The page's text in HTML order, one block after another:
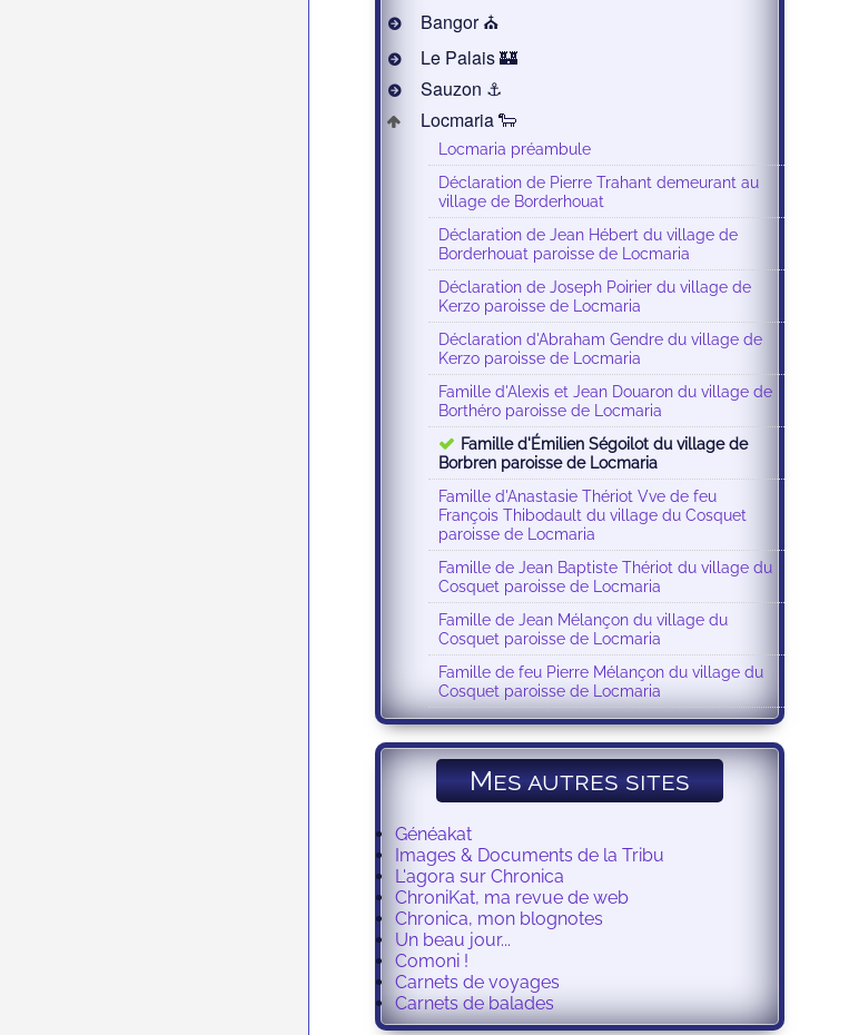
Bangor ⛪️
Le Palais 🏰
Sauzon ⚓️
Locmaria 🐑
Locmaria préambule
Déclaration de Pierre Trahant demeurant au
village de Borderhouat
Déclaration de Jean Hébert du village de
Borderhouat paroisse de Locmaria
Déclaration de Joseph Poirier du village de
Kerzo paroisse de Locmaria
Déclaration d'Abraham Gendre du village de
Kerzo paroisse de Locmaria
Famille d'Alexis et Jean Douaron du village de
Borthéro paroisse de Locmaria
Famille d'Émilien Ségoilot du village de
Borbren paroisse de Locmaria
Famille d'Anastasie Thériot Vve de feu
François Thibodault du village du Cosquet
paroisse de Locmaria
Famille de Jean Baptiste Thériot du village du
Cosquet paroisse de Locmaria
Famille de Jean Mélançon du village du
Cosquet paroisse de Locmaria
Famille de feu Pierre Mélançon du village du
Cosquet paroisse de Locmaria
Mes autres sites
Généakat
Images & Documents de la Tribu
L'agora sur Chronica
ChroniKat, ma revue de web
Chronica, mon blognotes
Un beau jour...
Comoni !
Carnets de voyages
Carnets de balades